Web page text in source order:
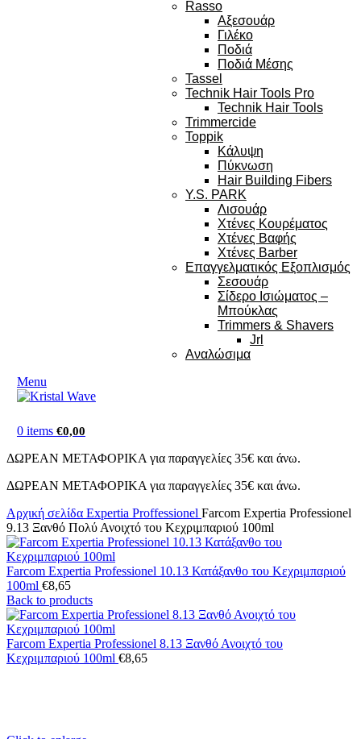
Rasso
Αξεσουάρ
Γιλέκο
Ποδιά
Ποδιά Μέσης
Tassel
Technik Hair Tools Pro
Technik Hair Tools
Trimmercide
Toppik
Κάλυψη
Πύκνωση
Hair Building Fibers
Y.S. PARK
Λισουάρ
Χτένες Κουρέματος
Χτένες Βαφής
Χτένες Barber
Επαγγελματικός Εξοπλισμός
Σεσουάρ
Σίδερο Ισιώματος –
Μπούκλας
Trimmers & Shavers
Jrl
Αναλώσιμα
Menu
0 items €0,00
ΔΩΡΕΑΝ ΜΕΤΑΦΟΡΙΚΑ για παραγγελίες 35€ και άνω.
ΔΩΡΕΑΝ ΜΕΤΑΦΟΡΙΚΑ για παραγγελίες 35€ και άνω.
Αρχική σελίδα Expertia Proffessionel Farcom Expertia Professionel
9.13 Ξανθό Πολύ Ανοιχτό του Κεχριμπαριού 100ml
Farcom Expertia Professionel 10.13 Κατάξανθο του Κεχριμπαριού
100ml €8,65
Back to products
Farcom Expertia Professionel 8.13 Ξανθό Ανοιχτό του
Κεχριμπαριού 100ml €8,65